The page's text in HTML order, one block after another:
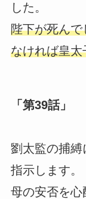
した。
陛下が死ん
なければ皇
「第39話」
劉太監の捕
指示します。
母の安否を心